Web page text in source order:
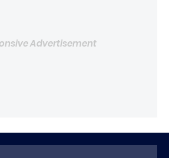
Advertisement